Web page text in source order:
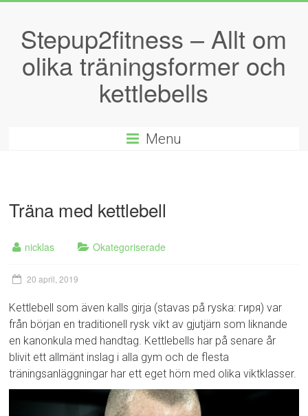
Stepup2fitness – Allt om
olika träningsformer och
kettlebells
Menu
Träna med kettlebell
nicklas Okategoriserade
20 april, 2019
Kettlebell som även kalls girja (stavas på ryska: гиря) var
från början en traditionell rysk vikt av gjutjärn som liknande
en kanonkula med handtag. Kettlebells har på senare år
blivit ett allmänt inslag i alla gym och de flesta
träningsanläggningar har ett eget hörn med olika viktklasser.